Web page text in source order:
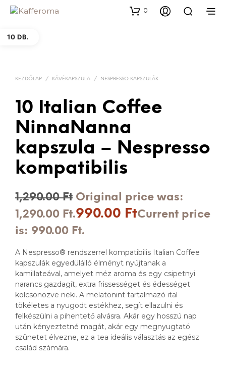
0
10 DB.
KEZDŐLAP / KÁVÉKAPSZULA / NESPRESSO KAPSZULÁK
10 Italian Coffee
NinnaNanna
kapszula – Nespresso
kompatibilis
1,290.00Ft Original price was:
1,290.00 Ft.990.00 FtCurrent price
is: 990.00 Ft.
A Nespresso® rendszerrel kompatibilis Italian Coffee
kapszulák egyedülálló élményt nyújtanak a
kamillateával, amelyet méz aroma és egy csipetnyi
narancs gazdagít, extra frissességet és édességet
kölcsönözve neki. A melatonint tartalmazó ital
tökéletes a nyugodt estékhez, segít ellazulni és
felkészülni a pihentető alvásra. Akár egy hosszú nap
után kényeztetné magát, akár egy megnyugtató
szünetet élvezne, ez a tea ideális választás az egész
család számára.